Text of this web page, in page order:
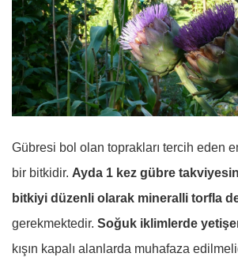
Gübresi bol olan toprakları tercih eden
bir bitkidir. Ayda 1 kez gübre
bitkiyi düzenli olarak mineralli torfla
gerekmektedir. Soğuk iklimlerde
kışın kapalı alanlarda muhafaza